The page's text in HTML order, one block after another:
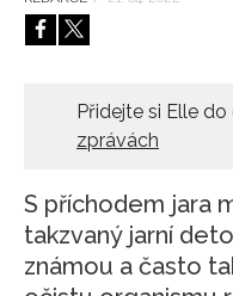
HOME
Přidejte si Elle
zprávách
S příchodem jara
takzvaný jarní
známou a často